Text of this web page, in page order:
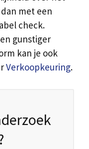
met een
check.
gunstiger
kan je ook
Verkoopkeuring.